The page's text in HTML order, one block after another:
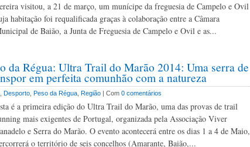
visitou, a 21 de março, um munícipe da freguesia de Campelo e Ovil
habitação foi requalificada graças à colaboração entre a Câmara
de Baião, a Junta de Freguesia de Campelo e Ovil e as...
da Régua: Ultra Trail do Marão 2014: Uma serra de
em perfeita comunhão com a natureza
Desporto Peso da Régua Região | Com 0 comentários
é a primeira edição do Ultra Trail do Marão, uma das provas de trail
mais exigentes de Portugal, organizada pela Associação Viver
e Serra do Marão. O evento acontecerá entre os dias 1 a 4 de Maio,
o território de seis concelhos (Amarante, Baião,...